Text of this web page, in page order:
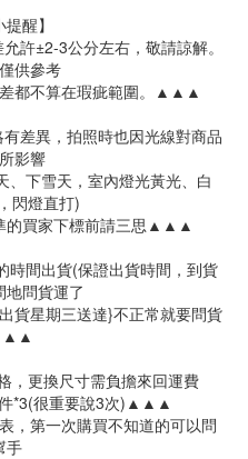
提醒】
許±2-3公分左右，敬請諒解。
供參考
都不算在瑕疵範圍。▲▲▲
差異，拍照時也因光線對商品
影響
、下雪天，室內燈光黃光、白
閃燈直打)
的買家下標前請三思▲▲▲
時間出貨(保證出貨時間，到貨
地問貨運了
貨星期三送達}不正常就要問貨
，更換尺寸需負擔來回運費
*3(很重要說3次)▲▲▲
，第一次購買不知道的可以問
手